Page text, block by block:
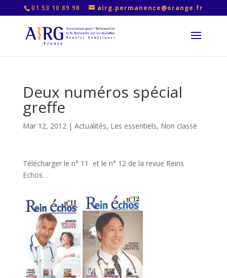
01 53 10 89 98 airg.permanence@orange.fr
Deux numéros spécial
greffe
Mar 12, 2012| Actualités, Les essentiels, Non classé
Télécharger le n° 11 et le n° 12 de la revue Reins
Echos. .